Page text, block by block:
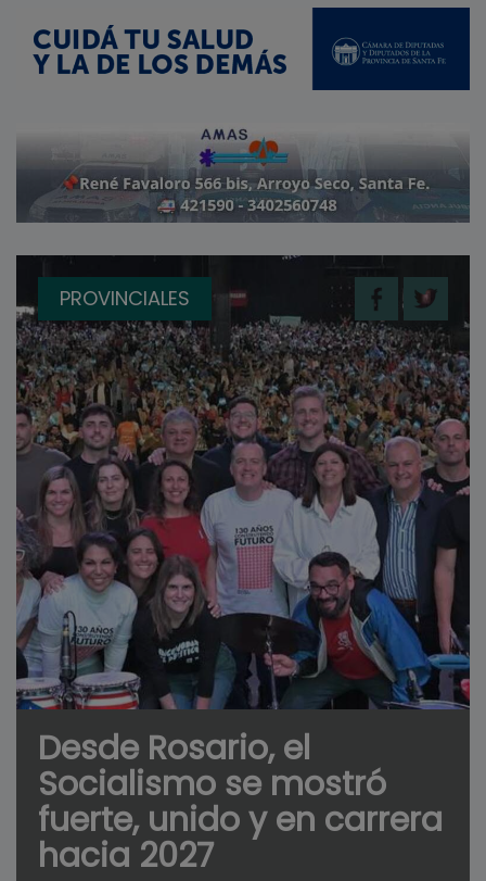
PROVINCIALES
Desde Rosario, el
Socialismo se mostró
fuerte, unido y en carrera
hacia 2027